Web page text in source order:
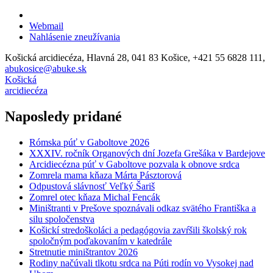
Webmail
Nahlásenie zneužívania
Košická arcidiecéza, Hlavná 28, 041 83 Košice, +421 55 6828 111,
abukosice@abuke.sk
Košická
arcidiecéza
Naposledy pridané
Rómska púť v Gaboltove 2026
XXXIV. ročník Organových dní Jozefa Grešáka v Bardejove
Arcidiecézna púť v Gaboltove pozvala k obnove srdca
Zomrela mama kňaza Márta Pásztorová
Odpustová slávnosť Veľký Šariš
Zomrel otec kňaza Michal Fencák
Miništranti v Prešove spoznávali odkaz svätého Františka a
silu spoločenstva
Košickí stredoškoláci a pedagógovia zavŕšili školský rok
spoločným poďakovaním v katedrále
Stretnutie miništrantov 2026
Rodiny načúvali tlkotu srdca na Púti rodín vo Vysokej nad